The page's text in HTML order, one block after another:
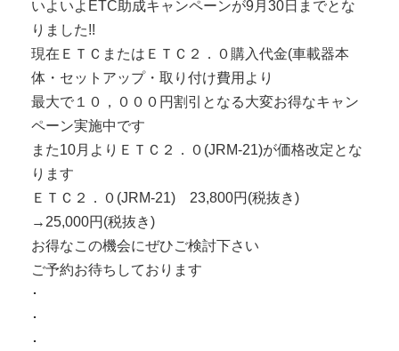
いよいよETC助成キャンペーンが9月30日までとな
りました!!
現在ＥＴＣまたはＥＴＣ２．０購入代金(車載器本
体・セットアップ・取り付け費用より
最大で１０，０００円割引となる大変お得なキャン
ペーン実施中です
また10月よりＥＴＣ２．０(JRM-21)が価格改定とな
ります
ＥＴＣ２．０(JRM-21) 23,800円(税抜き)
→25,000円(税抜き)
お得なこの機会にぜひご検討下さい
ご予約お待ちしております
･
･
･